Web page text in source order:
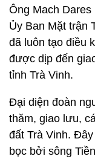
Ông Mach
Ủy Ban Mặt trận
đã luôn tạo điều
được dịp đến
tỉnh Trà Vinh.
Đại diện đoàn
thăm, giao lưu,
đất Trà Vinh.
bọc bởi sông